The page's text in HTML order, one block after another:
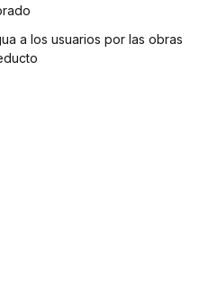
a los usuarios por las obras